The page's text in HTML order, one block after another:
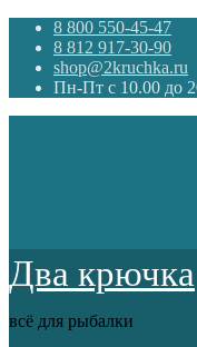
8 800 550-45-47
8 812 917-30-90
shop@2kruchka.ru
Пн-Пт с 10.00 до
Два крючка
всё для рыбалки